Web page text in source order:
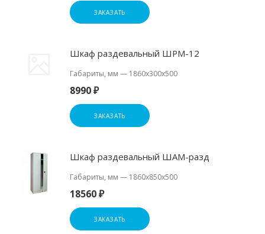
ЗАКАЗАТЬ
Шкаф раздевальный ШРМ-12
Габариты, мм — 1860x300x500
8990 ₽
ЗАКАЗАТЬ
Шкаф раздевальный ШАМ-разд
Габариты, мм — 1860х850х500
18560 ₽
ЗАКАЗАТЬ